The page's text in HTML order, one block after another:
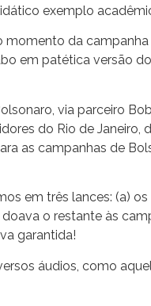
exemplo
da
em patética versão
via parceiro
do Rio de
as campanhas de
em três lances: (a)
o restante às
garantida!
áudios, como